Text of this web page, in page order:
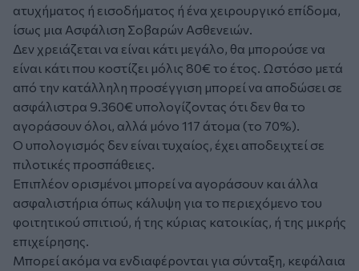
ατυχήματος ή εισοδήματος ή ένα χειρουργικό επίδομα,
ίσως μια Ασφάλιση Σοβαρών Ασθενειών.
Δεν χρειάζεται να είναι κάτι μεγάλο, θα μπορούσε να
είναι κάτι που κοστίζει μόλις 80€ το έτος. Ωστόσο μετά
από την κατάλληλη προσέγγιση μπορεί να αποδώσει σε
ασφάλιστρα 9.360€ υπολογίζοντας ότι δεν θα το
αγοράσουν όλοι, αλλά μόνο 117 άτομα (το 70%).
Ο υπολογισμός δεν είναι τυχαίος, έχει αποδειχτεί σε
πιλοτικές προσπάθειες.
Επιπλέον ορισμένοι μπορεί να αγοράσουν και άλλα
ασφαλιστήρια όπως κάλυψη για το περιεχόμενο του
φοιτητικού σπιτιού, ή της κύριας κατοικίας, ή της μικρής
επιχείρησης.
Μπορεί ακόμα να ενδιαφέρονται για σύνταξη, κεφάλαια